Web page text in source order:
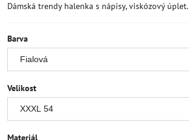
Dámská trendy halenka s nápisy, viskózový úplet.
Barva
Velikost
Materiál